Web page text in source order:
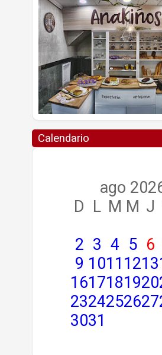
Calendario
ago
D L M M J
2 3 4 5 6
9 1011 1213
1617181920
2324252627
3031